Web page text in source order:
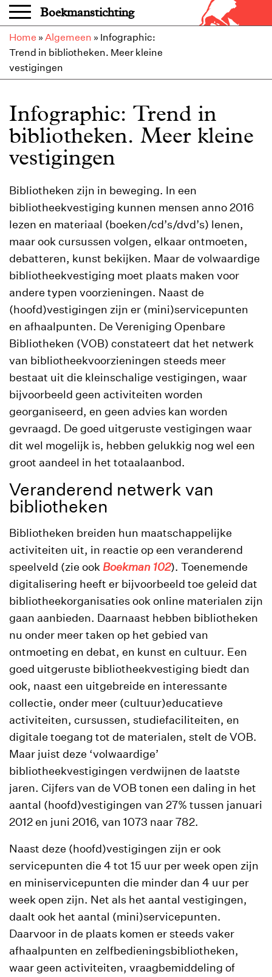
Overslaan en naar de inhoud gaan
Boekmanstichting
Home » Algemeen » Infographic:
Trend in bibliotheken. Meer kleine
vestigingen
Infographic: Trend in
bibliotheken. Meer kleine
vestigingen
Bibliotheken zijn in beweging. In een
bibliotheekvestiging kunnen mensen anno 2016
lezen en materiaal (boeken/cd’s/dvd’s) lenen,
maar ook cursussen volgen, elkaar ontmoeten,
debatteren, kunst bekijken. Maar de volwaardige
bibliotheekvestiging moet plaats maken voor
andere typen voorzieningen. Naast de
(hoofd)vestigingen zijn er (mini)servicepunten
en afhaalpunten. De Vereniging Openbare
Bibliotheken (VOB) constateert dat het netwerk
van bibliotheekvoorzieningen steeds meer
bestaat uit die kleinschalige vestigingen, waar
bijvoorbeeld geen activiteiten worden
georganiseerd, en geen advies kan worden
gevraagd. De goed uitgeruste vestigingen waar
dit wel mogelijk is, hebben gelukkig nog wel een
groot aandeel in het totaalaanbod.
Veranderend netwerk van
bibliotheken
Bibliotheken breiden hun maatschappelijke
activiteiten uit, in reactie op een veranderend
speelveld (zie ook Boekman 102). Toenemende
digitalisering heeft er bijvoorbeeld toe geleid dat
bibliotheekorganisaties ook online materialen zijn
gaan aanbieden. Daarnaast hebben bibliotheken
nu onder meer taken op het gebied van
ontmoeting en debat, en kunst en cultuur. Een
goed uitgeruste bibliotheekvestiging biedt dan
ook, naast een uitgebreide en interessante
collectie, onder meer (cultuur)educatieve
activiteiten, cursussen, studiefaciliteiten, en
digitale toegang tot de materialen, stelt de VOB.
Maar juist deze ‘volwaardige’
bibliotheekvestigingen verdwijnen de laatste
jaren. Cijfers van de VOB tonen een daling in het
aantal (hoofd)vestigingen van 27% tussen januari
2012 en juni 2016, van 1073 naar 782.
Naast deze (hoofd)vestigingen zijn er ook
servicepunten die 4 tot 15 uur per week open zijn
en miniservicepunten die minder dan 4 uur per
week open zijn. Net als het aantal vestigingen,
daalt ook het aantal (mini)servicepunten.
Daarvoor in de plaats komen er steeds vaker
afhaalpunten en zelfbedieningsbibliotheken,
waar geen activiteiten, vraagbemiddeling of